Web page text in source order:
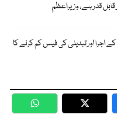
قدر ہے، وزیراعظم
اجرا اور تبدیلی کی فیس کم کرنے کا
WhatsApp Twitter